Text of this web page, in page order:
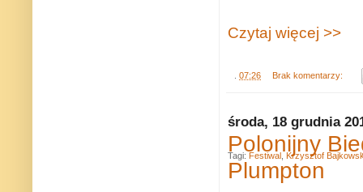
Czytaj więcej >>
07:26 Brak komentarzy:
środa, 18 grudnia
Polonijny
Plumpton
Tagi: Festiwal Krzysztof